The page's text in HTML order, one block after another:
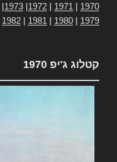
1970
1971
1972
1973
1979
1980
1981
1982
קטלוג ג'יפ 1970